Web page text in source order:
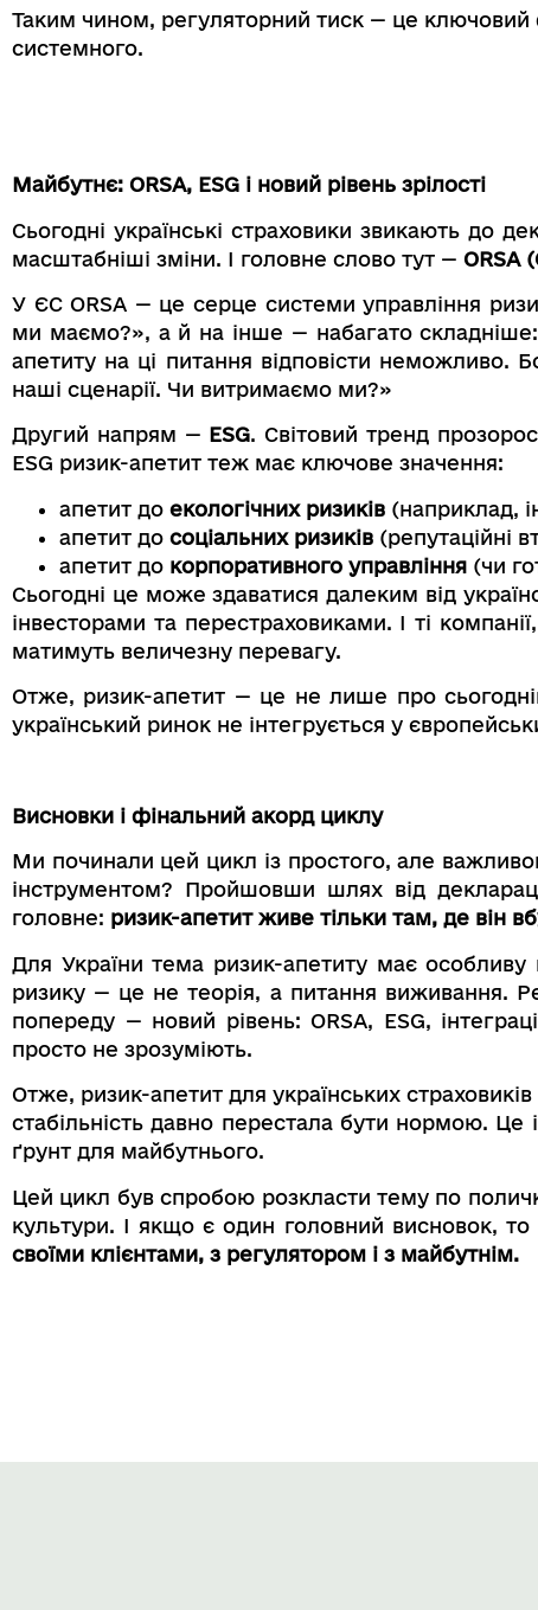
Таким чином, регуляторний тиск — це ключовий
системного.
Майбутнє: ORSA, ESG і новий рівень зрілості
Сьогодні українські страховики звикають до
масштабніші зміни. І головне слово тут — ORSA
У ЄС ORSA — це серце системи управління
ми маємо?», а й на інше — набагато складніше:
апетиту на ці питання відповісти неможливо.
наші сценарії. Чи витримаємо ми?»
Другий напрям — ESG. Світовий тренд
ESG ризик-апетит теж має ключове значення:
апетит до екологічних ризиків (наприклад,
апетит до соціальних ризиків (репутаційні
апетит до корпоративного управління (чи
Сьогодні це може здаватися далеким від
інвесторами та перестраховиками. І ті
матимуть величезну перевагу.
Отже, ризик-апетит — це не лише про
український ринок не інтегрується у
Висновки і фінальний акорд циклу
Ми починали цей цикл із простого, але
інструментом? Пройшовши шлях від
головне: ризик-апетит живе тільки там, де він
Для України тема ризик-апетиту має особливу
ризику — це не теорія, а питання виживання.
попереду — новий рівень: ORSA, ESG,
просто не зрозуміють.
Отже, ризик-апетит для українських
стабільність давно перестала бути нормою. Це
ґрунт для майбутнього.
Цей цикл був спробою розкласти тему по
культури. І якщо є один головний висновок, то
своїми клієнтами, з регулятором і з майбутнім.